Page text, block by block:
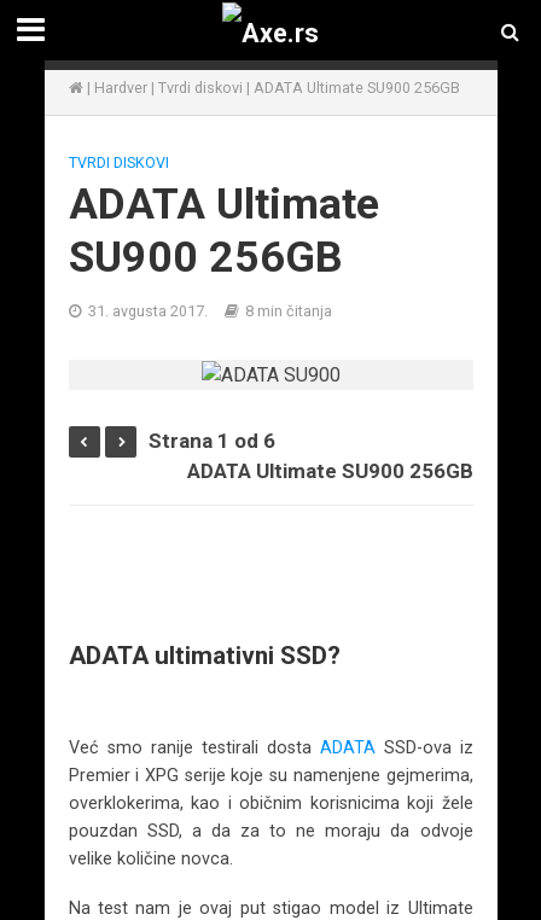
| Hardver| Tvrdi diskovi | ADATA Ultimate SU900 256GB
TVRDI DISKOVI
ADATA Ultimate
SU900 256GB
31. avgusta 2017. 8 min čitanja
Strana 1 od 6
ADATA Ultimate SU900 256GB
ADATA ultimativni SSD?
Već smo ranije testirali dosta ADATASSD-ova iz
Premier i XPG serije koje su namenjene gejmerima,
overklokerima, kao i običnim korisnicima koji žele
pouzdan SSD, a da za to ne moraju da odvoje
velike količine novca.
Na test nam je ovaj put stigao model iz Ultimate